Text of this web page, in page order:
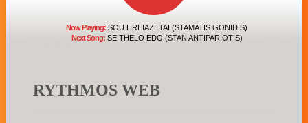
Now Playing: SOU HREIAZETAI (STAMATIS GONIDIS)
Next Song:SE THELO EDO (STAN ANTIPARIOTIS)
RYTHMOS WEB